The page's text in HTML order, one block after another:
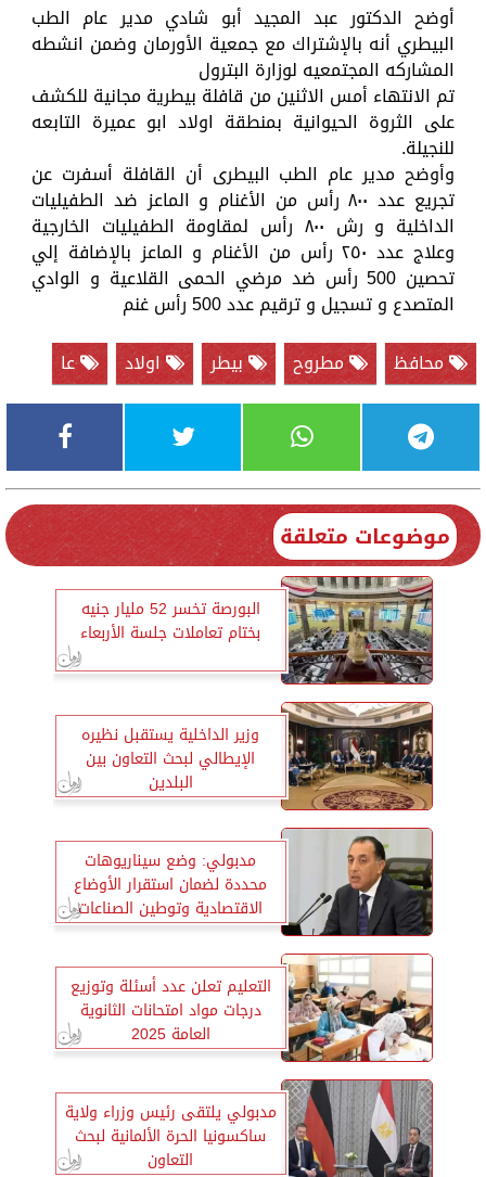
أوضح الدكتور عبد المجيد أبو شادي مدير عام الطب
البيطري أنه بالإشتراك مع جمعية الأورمان وضمن انشطه
المشاركه المجتمعيه لوزارة البترول
تم الانتهاء أمس الاثنين من قافلة بيطرية مجانية للكشف
على الثروة الحيوانية بمنطقة اولاد ابو عميرة التابعه
للنجيلة.
وأوضح مدير عام الطب البيطرى أن القافلة أسفرت عن
تجريع عدد ٨٠٠ رأس من الأغنام و الماعز ضد الطفيليات
الداخلية و رش ٨٠٠ رأس لمقاومة الطفيليات الخارجية
وعلاج عدد ٢٥٠ رأس من الأغنام و الماعز بالإضافة إلي
تحصين 500 رأس ضد مرضي الحمى القلاعية و الوادي
المتصدع و تسجيل و ترقيم عدد 500 رأس غنم
محافظ
مطروح بيطر اولاد عا
موضوعات متعلقة
البورصة تخسر 52 مليار جنيه
بختام تعاملات جلسة الأربعاء
وزير الداخلية يستقبل نظيره
الإيطالي لبحث التعاون بين
البلدين
مدبولي: وضع سيناريوهات
محددة لضمان استقرار الأوضاع
الاقتصادية وتوطين الصناعات
التعليم تعلن عدد أسئلة وتوزيع
درجات مواد امتحانات الثانوية
العامة 2025
مدبولي يلتقى رئيس وزراء ولاية
ساكسونيا الحرة الألمانية لبحث
التعاون